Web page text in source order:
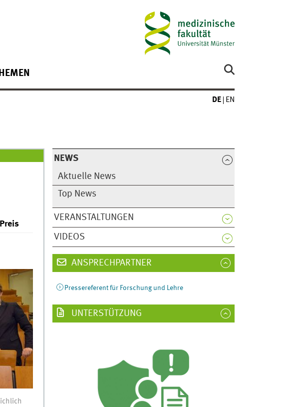
DE EN
NEWS
Aktuelle News
Top News
VERANSTALTUNGEN
VIDEOS
ANSPRECHPARTNER
Pressereferent für Forschung und Lehre
UNTERSTÜTZUNG